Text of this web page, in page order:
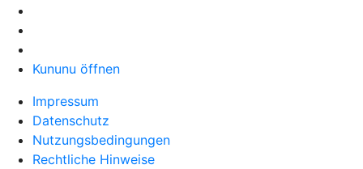
Kununu öffnen
Impressum
Datenschutz
Nutzungsbedingungen
Rechtliche Hinweise